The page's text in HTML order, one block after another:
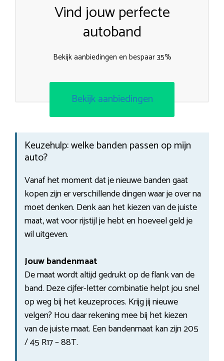
Vind jouw perfecte
autoband
Bekijk aanbiedingen en bespaar 35%
Bekijk aanbiedingen
Keuzehulp: welke banden passen op mijn
auto?
Vanaf het moment dat je nieuwe banden gaat
kopen zijn er verschillende dingen waar je over na
moet denken. Denk aan het kiezen van de juiste
maat, wat voor rijstijl je hebt en hoeveel geld je
wil uitgeven.
Jouw bandenmaat
De maat wordt altijd gedrukt op de flank van de
band. Deze cijfer-letter combinatie helpt jou snel
op weg bij het keuzeproces. Krijg jij nieuwe
velgen? Hou daar rekening mee bij het kiezen
van de juiste maat. Een bandenmaat kan zijn 205
/ 45 R17 – 88T.